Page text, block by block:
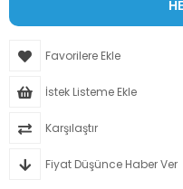
Favorilere Ekle
İstek Listeme Ekle
Karşılaştır
Fiyat Düşünce Haber Ver